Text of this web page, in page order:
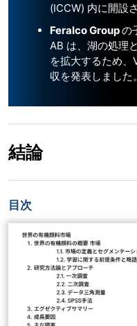
(ICCW) 内に開設
Feralco Groupの
AB は、湖の処理
を拡大するため
収を発表しました。
結論
目次